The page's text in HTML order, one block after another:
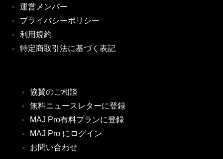
運営メンバー
プライバシーポリシー
利用規約
特定商取引法に基づく表記
協賛のご相談
無料ニュースレターに登録
MAJ Pro有料プランに登録
MAJ Pro にログイン
お問い合わせ